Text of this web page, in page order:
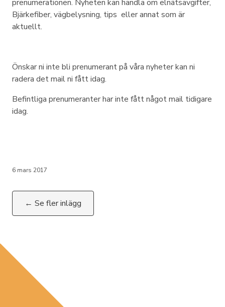
prenumerationen. Nyheten kan handla om elnätsavgifter,
Bjärkefiber, vägbelysning, tips eller annat som är
aktuellt.
Önskar ni inte bli prenumerant på våra nyheter kan ni
radera det mail ni fått idag.
Befintliga prenumeranter har inte fått något mail tidigare
idag.
6 mars 2017
← Se fler inlägg